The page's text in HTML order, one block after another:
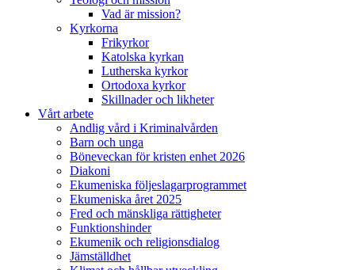
Vad är mission?
Kyrkorna
Frikyrkor
Katolska kyrkan
Lutherska kyrkor
Ortodoxa kyrkor
Skillnader och likheter
Vårt arbete
Andlig vård i Kriminalvården
Barn och unga
Böneveckan för kristen enhet 2026
Diakoni
Ekumeniska följeslagarprogrammet
Ekumeniska året 2025
Fred och mänskliga rättigheter
Funktionshinder
Ekumenik och religionsdialog
Jämställdhet